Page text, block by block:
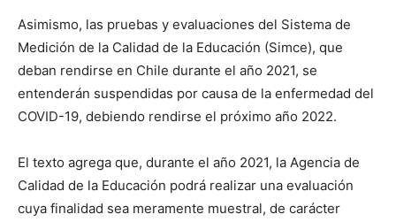
Asimismo, las pruebas y evaluaciones del Sistema de
Medición de la Calidad de la Educación (Simce), que
deban rendirse en Chile durante el año 2021, se
entenderán suspendidas por causa de la enfermedad del
COVID-19, debiendo rendirse el próximo año 2022.
El texto agrega que, durante el año 2021, la Agencia de
Calidad de la Educación podrá realizar una evaluación
cuya finalidad sea meramente muestral, de carácter